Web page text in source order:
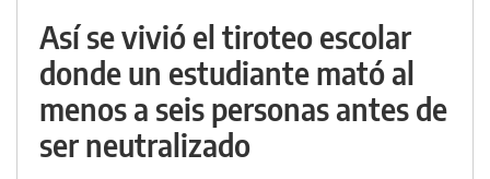
Así se vivió el tiroteo escolar
donde un estudiante mató al
menos a seis personas antes de
ser neutralizado